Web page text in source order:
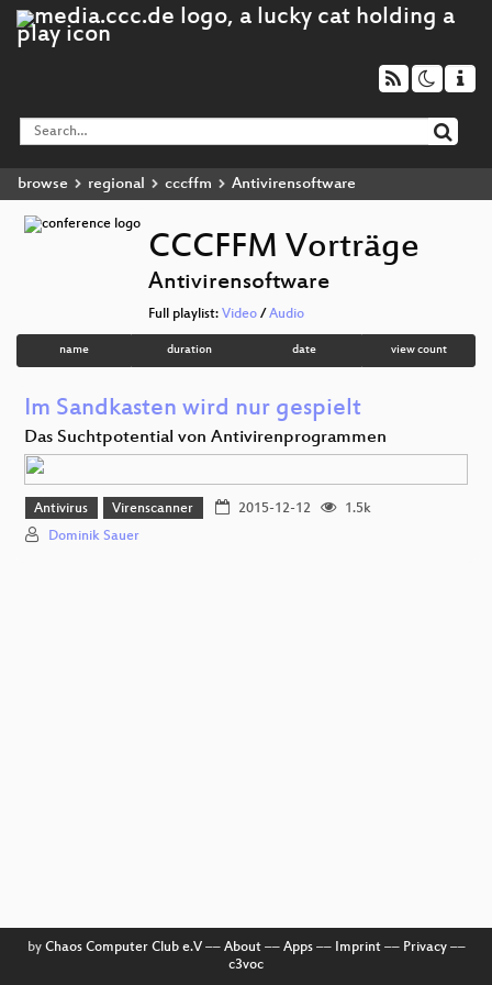
browse regional cccffm Antivirensoftware
CCCFFM Vorträge
Antivirensoftware
Full playlist: Video / Audio
name duration date view count
Im Sandkasten wird nur gespielt
Das Suchtpotential von Antivirenprogrammen
Antivirus Virenscanner 2015-12-12
1.5k
Dominik Sauer
by Chaos Computer Club e.V–– About–– Apps–– Imprint–– Privacy––
c3voc